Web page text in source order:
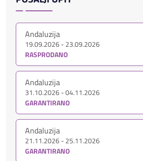
Andaluzija
19.09.2026 - 23.09.2026
RASPRODANO
Andaluzija
31.10.2026 - 04.11.2026
GARANTIRANO
Andaluzija
21.11.2026 - 25.11.2026
GARANTIRANO